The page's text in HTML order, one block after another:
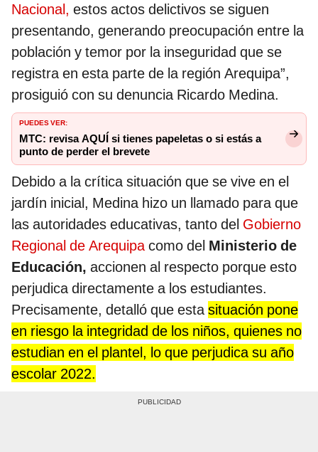
Nacional, estos actos delictivos se siguen
presentando, generando preocupación entre la
población y temor por la inseguridad que se
registra en esta parte de la región Arequipa”,
prosiguió con su denuncia Ricardo Medina.
PUEDES VER:
MTC: revisa AQUÍ si tienes papeletas o si estás a
punto de perder el brevete
Debido a la crítica situación que se vive en el
jardín inicial, Medina hizo un llamado para que
las autoridades educativas, tanto del Gobierno
Regional de Arequipacomo del Ministerio de
Educación, accionen al respecto porque esto
perjudica directamente a los estudiantes.
Precisamente, detalló que estasituación pone
en riesgo la integridad de los niños, quienes no
estudian en el plantel, lo que perjudica su año
escolar 2022.